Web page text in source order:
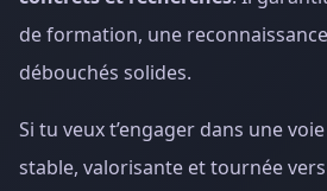
de formation, une
débouchés solides.
Si tu veux t’engager dans une
stable, valorisante et tournée